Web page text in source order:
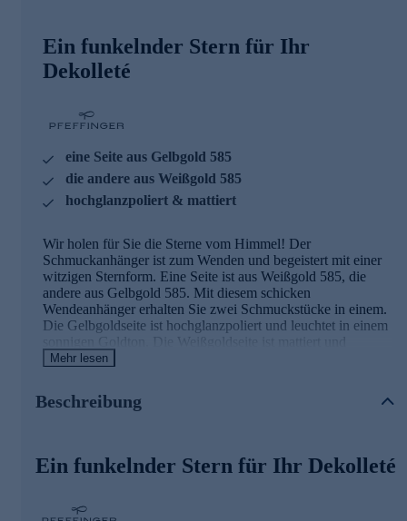
Ein funkelnder Stern für Ihr
Dekolleté
eine Seite aus Gelbgold 585
die andere aus Weißgold 585
hochglanzpoliert & mattiert
Wir holen für Sie die Sterne vom Himmel! Der
Schmuckanhänger ist zum Wenden und begeistert mit einer
witzigen Sternform. Eine Seite ist aus Weißgold 585, die
andere aus Gelbgold 585. Mit diesem schicken
Wendeanhänger erhalten Sie zwei Schmuckstücke in einem.
Die Gelbgoldseite ist hochglanzpoliert und leuchtet in einem
sonnigen Goldton. Die Weißgoldseite ist mattiert und
fasziniert mit kühl-elegantem Charme.
enthalten. Passende Ketten zu diesem Anhänger finden Sie
Ihr Vorteil: Schmuck in geprüfter Top-
Was die Qualität unserer Schmuckstücke angeht, gehen wir
Mehr lesen
Beschreibung
Ein funkelnder Stern für Ihr Dekolleté